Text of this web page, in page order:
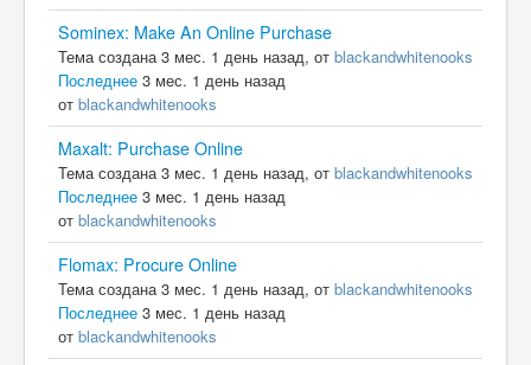
Sominex: Make An Online Purchase
Тема создана 3 мес. 1 день назад, от blackandwhitenooks
Последнее 3 мес. 1 день назад
от blackandwhitenooks
Maxalt: Purchase Online
Тема создана 3 мес. 1 день назад, от blackandwhitenooks
Последнее 3 мес. 1 день назад
от blackandwhitenooks
Flomax: Procure Online
Тема создана 3 мес. 1 день назад, от blackandwhitenooks
Последнее 3 мес. 1 день назад
от blackandwhitenooks